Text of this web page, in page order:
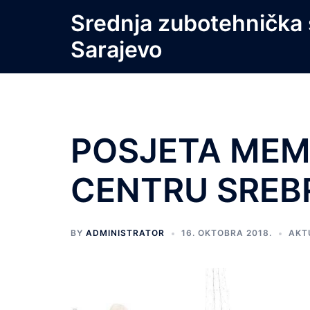
Srednja zubotehnička
Sarajevo
POSJETA
CENTRU
BY ADMINISTRATOR 16. OKTOBRA 2018.